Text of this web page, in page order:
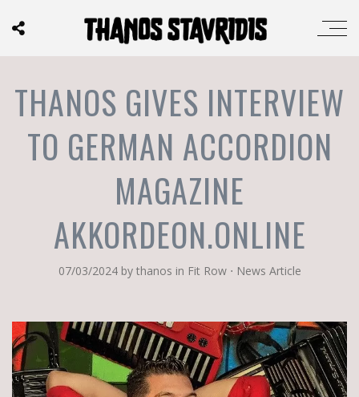
THANOS GIVES INTERVIEW
TO GERMAN ACCORDION
MAGAZINE
AKKORDEON.ONLINE
07/03/2024 by thanos in Fit Row⋅ News Article